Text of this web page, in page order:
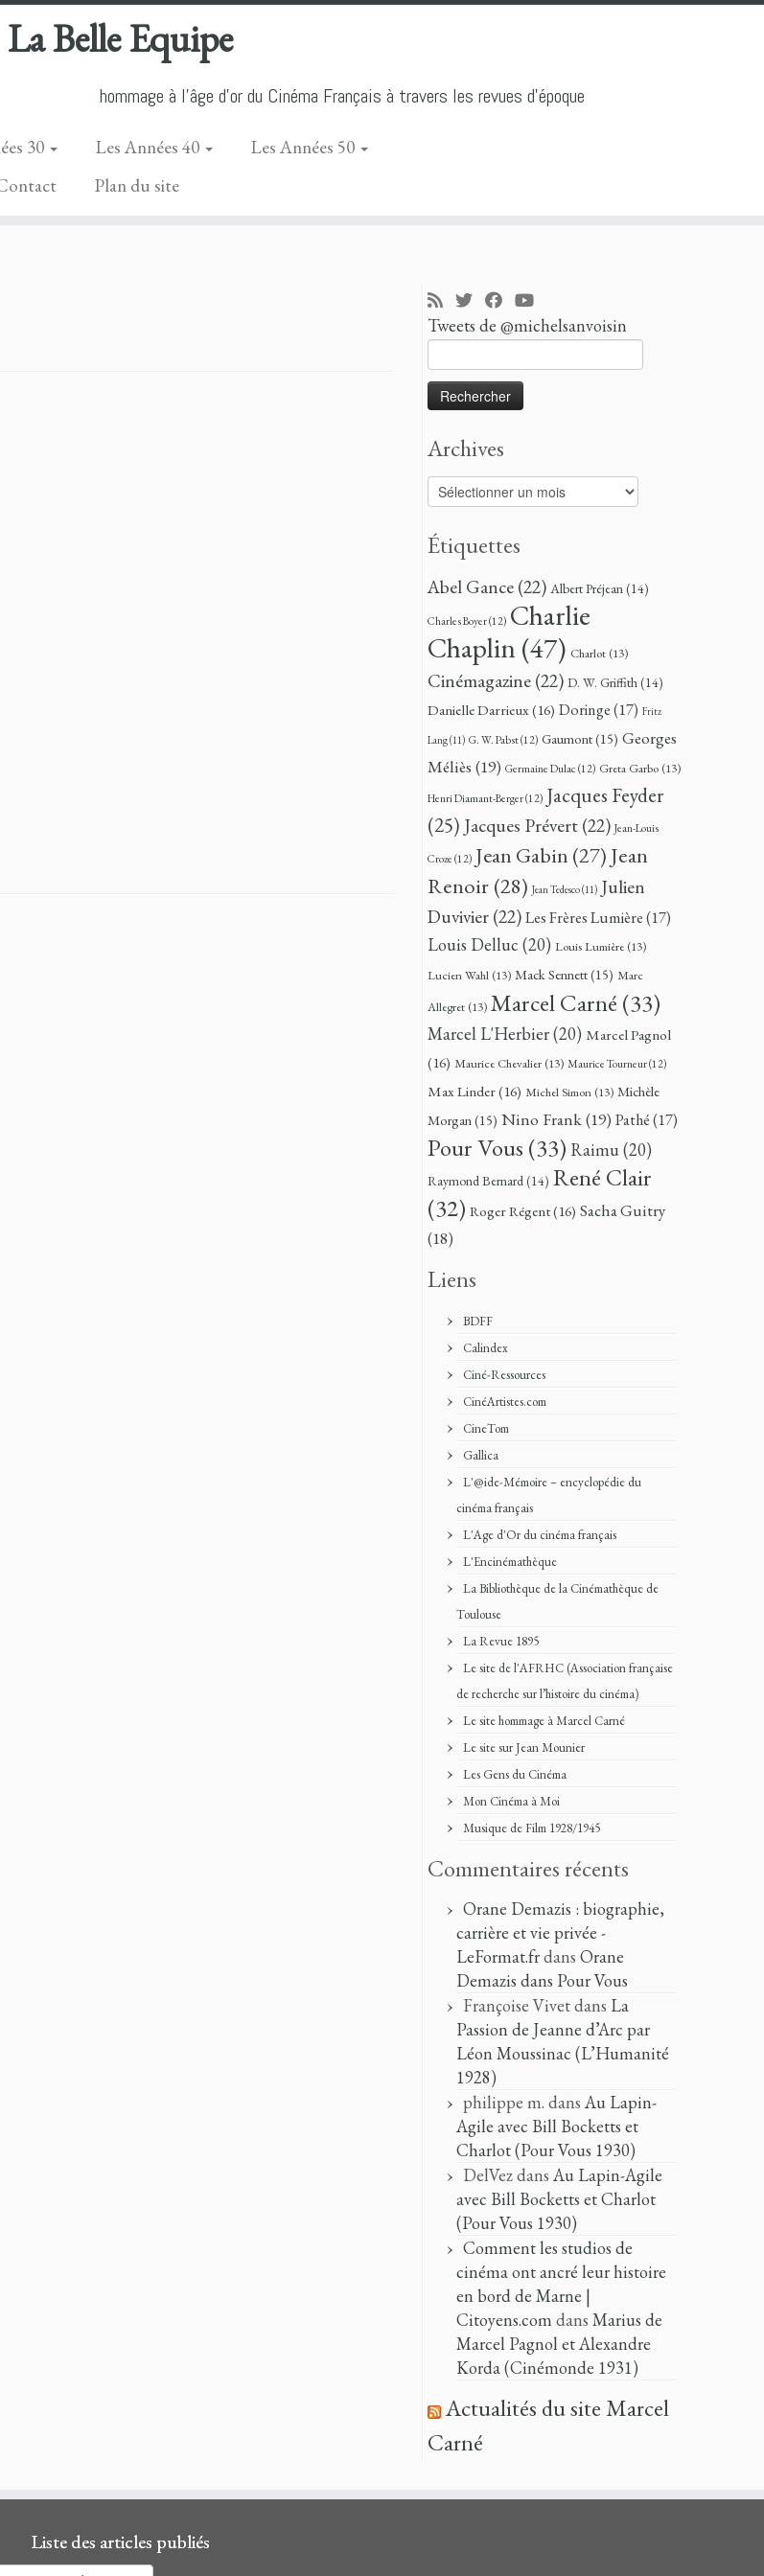
La Belle Equipe
hommage à l'âge d'or du Cinéma Français à travers les revues d'époque
30 Les Années 40
Les Années 50
Plan du site
Tweets de @michelsanvoisin
Archives
Archives
Étiquettes
Abel Gance(22) Albert Préjean(14)
Charles Boyer(12) Charlie
Chaplin(47) Charlot (13)
Cinémagazine(22) D. W. Griffith(14)
Danielle Darrieux(16) Doringe(17) Fritz
Lang(11) G. W. Pabst(12) Gaumont(15) Georges
Méliès (19) Germaine Dulac (12) Greta Garbo (13)
Henri Diamant-Berger(12) Jacques Feyder
(25) Jacques Prévert(22) Jean-Louis
Croze (12) Jean Gabin (27) Jean
Renoir (28) Jean Tedesco(11) Julien
Duvivier(22)Les Frères Lumière(17)
Louis Delluc (20) Louis Lumière (13)
Lucien Wahl (13) Mack Sennett(15) Marc
Allegret (13) Marcel Carné (33)
Marcel L'Herbier(20) Marcel Pagnol
(16) Maurice Chevalier (13) Maurice Tourneur(12)
Max Linder(16) Michel Simon (13) Michèle
Morgan(15) Nino Frank(19) Pathé(17)
Pour Vous (33) Raimu(20)
Raymond Bernard(14) René Clair
(32) Roger Régent(16) Sacha Guitry
(18)
Liens
BDFF
Calindex
Ciné-Ressources
CinéArtistes.com
CineTom
Gallica
L'@ide-Mémoire – encyclopédie du
cinéma français
L'Age d'Or du cinéma français
L'Encinémathèque
La Bibliothèque de la Cinémathèque de
Toulouse
La Revue 1895
Le site de l'AFRHC (Association française
de recherche sur l’histoire du cinéma)
Le site hommage à Marcel Carné
Le site sur Jean Mounier
Les Gens du Cinéma
Mon Cinéma à Moi
Musique de Film 1928/1945
Commentaires récents
Orane Demazis : biographie,
carrière et vie privée -
LeFormat.frdans Orane
Demazis dans Pour Vous
Françoise Vivetdans La
Passion de Jeanne d’Arc par
Léon Moussinac (L’Humanité
1928)
philippe m. dans Au Lapin-
Agile avec Bill Bocketts et
Charlot (Pour Vous 1930)
DelVezdans Au Lapin-Agile
avec Bill Bocketts et Charlot
(Pour Vous 1930)
Comment les studios de
cinéma ont ancré leur histoire
en bord de Marne |
Citoyens.comdans Marius de
Marcel Pagnol et Alexandre
Korda (Cinémonde 1931)
Actualités du site Marcel
Carné
Liste des articles publiés